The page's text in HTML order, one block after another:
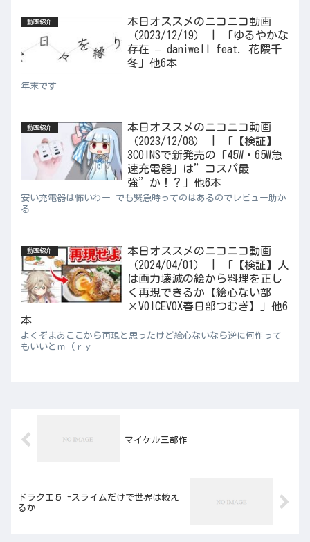
動画紹介
本日オススメのニコニコ動画
（2023/12/19） | 「ゆるやかな
存在 – daniwell feat. 花隈千
冬」他6本
年末です
動画紹介
本日オススメのニコニコ動画
（2023/12/08） | 「【検証】
3COINSで新発売の「45W・65W急
速充電器」は”コスパ最
強”か！？」他6本
安い充電器は怖いわー でも緊急時ってのはあるのでレビュー助か
る
動画紹介
本日オススメのニコニコ動画
（2024/04/01） | 「【検証】人
は画力壊滅の絵から料理を正し
く再現できるか【絵心ない部
×VOICEVOX春日部つむぎ】」他6
本
よくぞまあここから再現と思ったけど絵心ないなら逆に何作って
もいいとｍ（ｒｙ
マイケル三部作
ドラクエ５ -スライムだけで世界は救え
るか